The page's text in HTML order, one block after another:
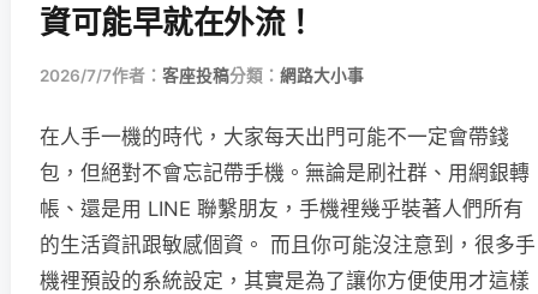
資可能早就在外流！
2026/7/7作者： 客座投稿分類： 網路大小事
在人手一機的時代，大家每天出門可能不一定會帶錢
包，但絕對不會忘記帶手機。無論是刷社群、用網銀轉
帳、還是用 LINE 聯繫朋友，手機裡幾乎裝著人們所有
的生活資訊跟敏感個資。 而且你可能沒注意到，很多手
機裡預設的系統設定，其實是為了讓你方便使用才這樣